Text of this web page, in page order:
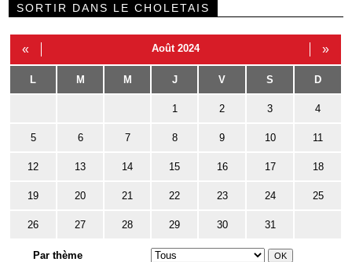
SORTIR DANS LE CHOLETAIS
« Août 2024 »
L M M J V S D
1 2 3 4
5 6 7 8 9 10 11
12 13 14 15 16 17 18
19 20 21 22 23 24 25
26 27 28 29 30 31
Par thème